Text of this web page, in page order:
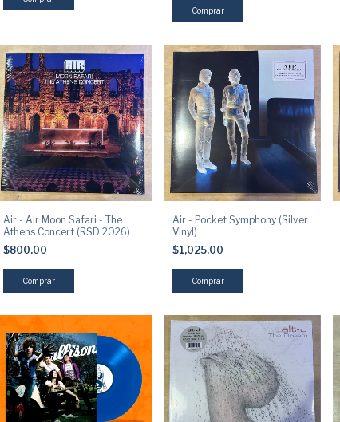
Air - Air Moon Safari - The
Athens Concert (RSD 2026)
$800.00
Air - Pocket Symphony (Silver
Vinyl)
$1,025.00